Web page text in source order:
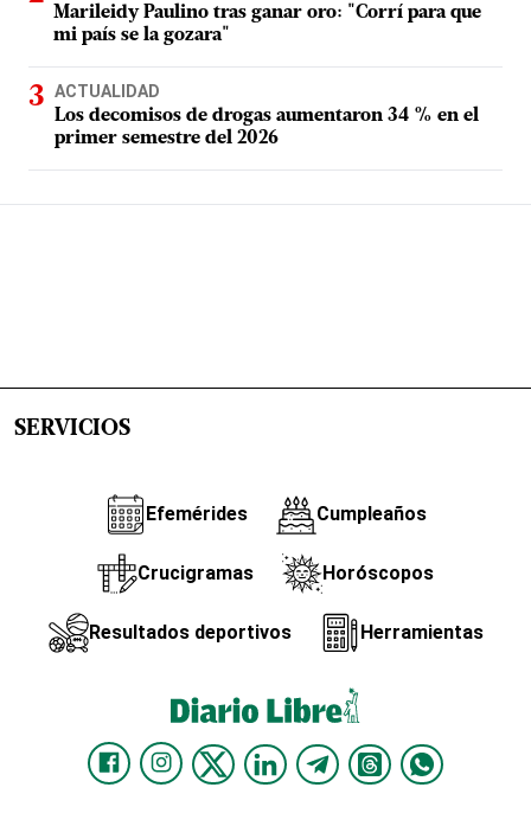
Marileidy Paulino tras ganar oro: "Corrí para que
mi país se la gozara"
ACTUALIDAD
Los decomisos de drogas aumentaron 34 % en el
primer semestre del 2026
SERVICIOS
Efemérides Cumpleaños
Crucigramas Horóscopos
Resultados deportivos Herramientas